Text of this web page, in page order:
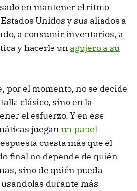
en mantener el ritmo
Unidos y sus aliados a
a consumir inventarios, a
y hacerle un agujero a su
por el momento, no se decide
clásico, sino en la
el esfuerzo. Y en ese
juegan un papel
cuesta más que el
final no depende de quién
sino de quién pueda
durante más